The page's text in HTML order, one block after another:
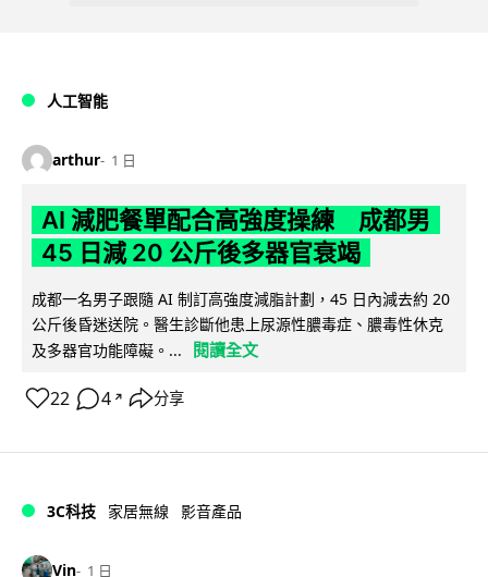
人工智能
arthur 1 日
AI 減肥餐單配合高強度操練 成都男
45 日減 20 公斤後多器官衰竭
成都一名男子跟隨 AI 制訂高強度減脂計劃，45 日內減去約 20
公斤後昏迷送院。醫生診斷他患上尿源性膿毒症、膿毒性休克
及多器官功能障礙。...
閱讀全文
22 4 ↗ 分享
3C科技 家居無線 影音產品
Vin 1 日